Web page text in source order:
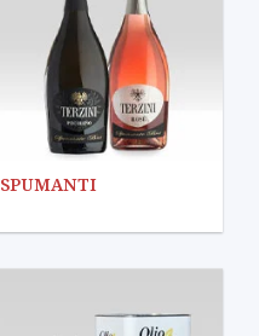
SPUMANTI